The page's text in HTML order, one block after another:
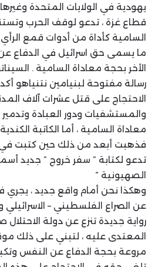
يهودية في الولايات المتحدة
قطاع غزة ، تدعو لوقف الحرب
السامية كأداة من أدوات قمع
ما يسمى حق اسرائيل في الدفاع
الأخر بحجة معاداة السامية .
رسالة مفتوحة لبنيامين نتنياهو
الاحتجاج على قتل عشرات آلاف
والمستشفيات ودور العبادة
معاداة السامية ، أما الكاتبة
فذهبت أبعد من ذلك حين كتبت
تدعو لكتابة ” سفر خروج ” جديد
الصهيونية “
وهكذا نحن أمام واقع جديد ، يجري
عن الصراع الفلسطيني – الاسرائيلي
رواية جديدة تنزع عن دولة
المعتدى عليه ، لتبني على ذلك
مروعة بحجة الدفاع عن النفس